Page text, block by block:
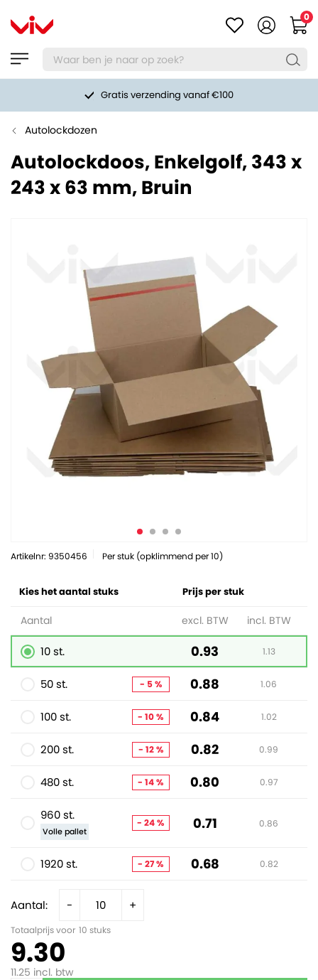
0
Gratis verzending vanaf €100
Autolockdozen
Autolockdoos, Enkelgolf, 343 x
243 x 63 mm, Bruin
Artikelnr: 9350456 Per stuk (opklimmend per 10)
Aantal: - +
Totaalprijs voor 10 stuks
9.30
11.25 incl. btw
Kies het aantal stuks Prijs per stuk
Aantal excl. BTW incl. BTW
10 st. 0.93 1.13
50 st. - 5 % 0.88 1.06
100 st. - 10 % 0.84 1.02
200 st. - 12 % 0.82 0.99
480 st. - 14 % 0.80 0.97
960 st.
Volle pallet
- 24 % 0.71 0.86
1920 st. - 27 % 0.68 0.82